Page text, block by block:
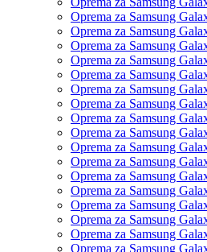
Oprema za Samsung
Oprema za Samsung
Oprema za Samsung
Oprema za Samsung
Oprema za Samsung
Oprema za Samsung
Oprema za Samsung
Oprema za Samsung
Oprema za Samsung
Oprema za Samsung
Oprema za Samsung
Oprema za Samsung
Oprema za Samsung
Oprema za Samsung
Oprema za Samsung
Oprema za Samsung
Oprema za Samsung